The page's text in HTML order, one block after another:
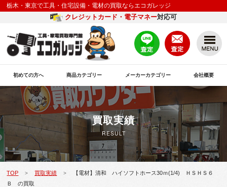
栃木・東京で工具・住宅設備・電材の買取ならエコガレッジ
クレジットカード・電子マネー対応可
初めての方へ 商品カテゴリー メーカーカテゴリー 会社概要
買取実績
RESULT
TOP > 買取実績 >
【電材】清和 ハイソフトホース30ｍ(1/4) ＨＳＨＳ６
Ｂ の買取